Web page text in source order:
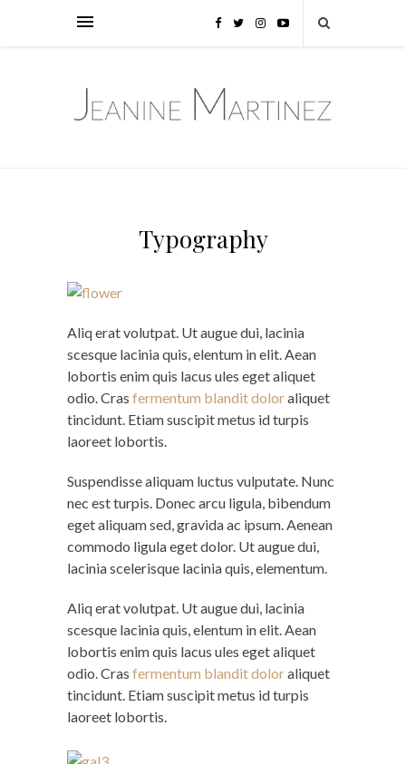
Typography
Aliq erat volutpat. Ut augue dui, lacinia
scesque lacinia quis, elentum in elit. Aean
lobortis enim quis lacus ules eget aliquet
odio. Cras fermentum blandit doloraliquet
tincidunt. Etiam suscipit metus id turpis
laoreet lobortis.
Suspendisse aliquam luctus vulputate. Nunc
nec est turpis. Donec arcu ligula, bibendum
eget aliquam sed, gravida ac ipsum. Aenean
commodo ligula eget dolor. Ut augue dui,
lacinia scelerisque lacinia quis, elementum.
Aliq erat volutpat. Ut augue dui, lacinia
scesque lacinia quis, elentum in elit. Aean
lobortis enim quis lacus ules eget aliquet
odio. Cras fermentum blandit doloraliquet
tincidunt. Etiam suscipit metus id turpis
laoreet lobortis.